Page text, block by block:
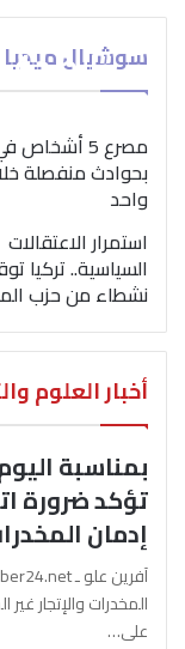
سوشيال“الصحة
ضرورة
مصرع 5
بحوادث منفصلة
واحد
استمرار الاعتقالات
نشطاء من حزب
أخبار العلوم
بمناسبة
تؤكد ضرورة
إدمان
المخدرات والإتجار
على…